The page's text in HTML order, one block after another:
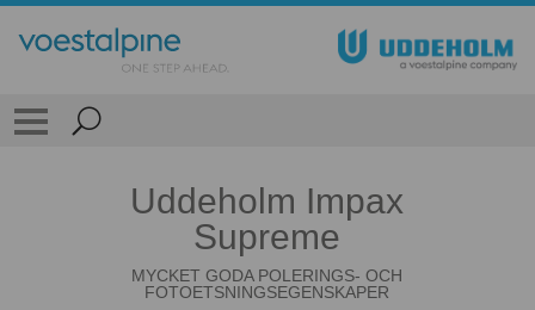
Uddeholm Impax
Supreme
MYCKET GODA POLERINGS- OCH
FOTOETSNINGSEGENSKAPER